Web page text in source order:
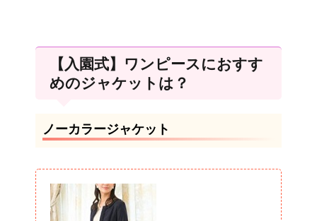
【入園式】ワンピースにおすす
めのジャケットは？
ノーカラージャケット